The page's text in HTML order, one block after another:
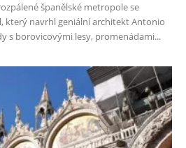
španělské metropole se
který navrhl geniální architekt Antonio
s borovicovými lesy, promenádami...